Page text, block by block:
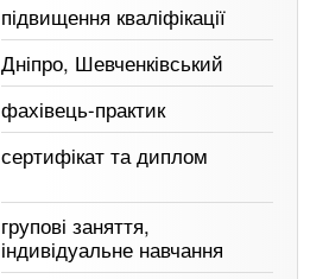
підвищення кваліфікації
Дніпро, Шевченківський
фахівець-практик
сертифікат та диплом
групові заняття,
індивідуальне навчання